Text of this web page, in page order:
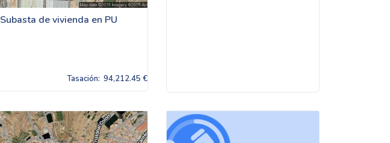
Subasta de vivienda en PU
Tasación: 94,212.45 €